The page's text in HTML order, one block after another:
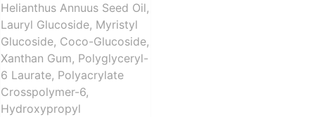
Helianthus Annuus Seed Oil,
Lauryl Glucoside, Myristyl
Glucoside, Coco-Glucoside,
Xanthan Gum, Polyglyceryl-
6 Laurate, Polyacrylate
Crosspolymer-6,
Hydroxypropyl